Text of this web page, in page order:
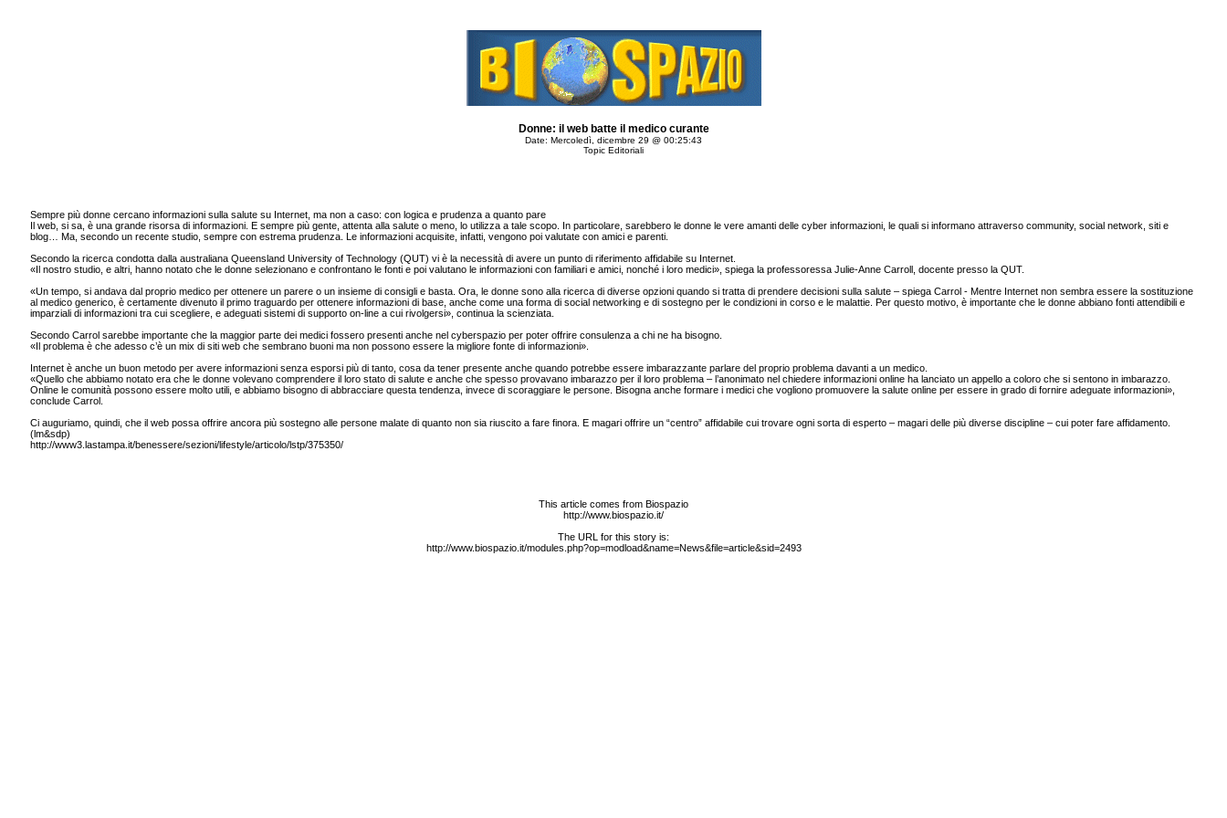
Donne: il web batte il medico curante
Date: Mercoledì, dicembre 29 @ 00:25:43
Topic Editoriali
Sempre più donne cercano informazioni sulla salute su Internet, ma non a caso: con logica e prudenza a quanto pare
Il web, si sa, è una grande risorsa di informazioni. E sempre più gente, attenta alla salute o meno, lo utilizza a tale scopo. In particolare, sarebbero le donne le vere amanti delle cyber informazioni, le quali si informano attraverso community, social network, siti e
blog… Ma, secondo un recente studio, sempre con estrema prudenza. Le informazioni acquisite, infatti, vengono poi valutate con amici e parenti.
Secondo la ricerca condotta dalla australiana Queensland University of Technology (QUT) vi è la necessità di avere un punto di riferimento affidabile su Internet.
«Il nostro studio, e altri, hanno notato che le donne selezionano e confrontano le fonti e poi valutano le informazioni con familiari e amici, nonché i loro medici», spiega la professoressa Julie-Anne Carroll, docente presso la QUT.
«Un tempo, si andava dal proprio medico per ottenere un parere o un insieme di consigli e basta. Ora, le donne sono alla ricerca di diverse opzioni quando si tratta di prendere decisioni sulla salute – spiega Carrol - Mentre Internet non sembra essere la sostituzione
al medico generico, è certamente divenuto il primo traguardo per ottenere informazioni di base, anche come una forma di social networking e di sostegno per le condizioni in corso e le malattie. Per questo motivo, è importante che le donne abbiano fonti attendibili e
imparziali di informazioni tra cui scegliere, e adeguati sistemi di supporto on-line a cui rivolgersi», continua la scienziata.
Secondo Carrol sarebbe importante che la maggior parte dei medici fossero presenti anche nel cyberspazio per poter offrire consulenza a chi ne ha bisogno.
«Il problema è che adesso c’è un mix di siti web che sembrano buoni ma non possono essere la migliore fonte di informazioni».
Internet è anche un buon metodo per avere informazioni senza esporsi più di tanto, cosa da tener presente anche quando potrebbe essere imbarazzante parlare del proprio problema davanti a un medico.
«Quello che abbiamo notato era che le donne volevano comprendere il loro stato di salute e anche che spesso provavano imbarazzo per il loro problema – l’anonimato nel chiedere informazioni online ha lanciato un appello a coloro che si sentono in imbarazzo.
Online le comunità possono essere molto utili, e abbiamo bisogno di abbracciare questa tendenza, invece di scoraggiare le persone. Bisogna anche formare i medici che vogliono promuovere la salute online per essere in grado di fornire adeguate informazioni»,
conclude Carrol.
Ci auguriamo, quindi, che il web possa offrire ancora più sostegno alle persone malate di quanto non sia riuscito a fare finora. E magari offrire un “centro” affidabile cui trovare ogni sorta di esperto – magari delle più diverse discipline – cui poter fare affidamento.
(lm&sdp)
http://www3.lastampa.it/benessere/sezioni/lifestyle/articolo/lstp/375350/
This article comes from Biospazio
http://www.biospazio.it/
The URL for this story is:
http://www.biospazio.it/modules.php?op=modload&name=News&file=article&sid=2493